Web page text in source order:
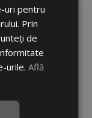
25
stoc - peste 12 buc
uri pentru
Prin
de
urile.Află